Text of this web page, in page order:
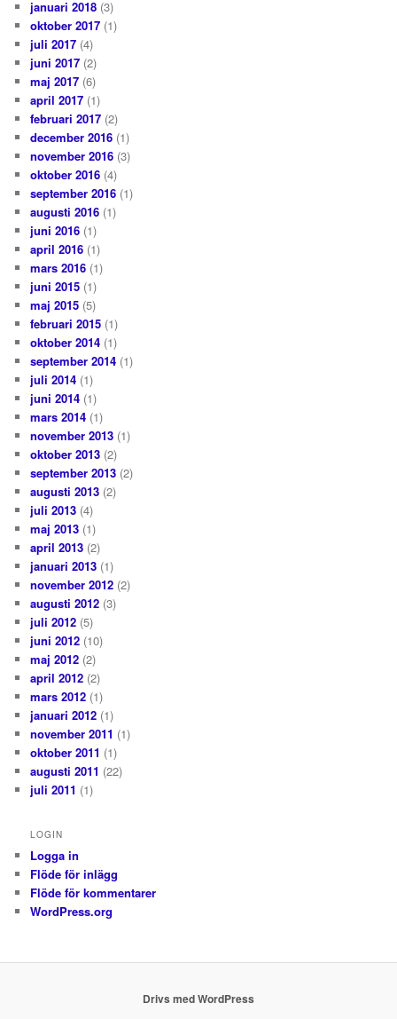
januari 2018 (3)
oktober 2017 (1)
juli 2017 (4)
juni 2017 (2)
maj 2017 (6)
april 2017 (1)
februari 2017 (2)
december 2016 (1)
november 2016 (3)
oktober 2016 (4)
september 2016 (1)
augusti 2016 (1)
juni 2016 (1)
april 2016 (1)
mars 2016 (1)
juni 2015 (1)
maj 2015 (5)
februari 2015 (1)
oktober 2014 (1)
september 2014 (1)
juli 2014 (1)
juni 2014 (1)
mars 2014 (1)
november 2013 (1)
oktober 2013 (2)
september 2013 (2)
augusti 2013 (2)
juli 2013 (4)
maj 2013 (1)
april 2013 (2)
januari 2013 (1)
november 2012 (2)
augusti 2012 (3)
juli 2012 (5)
juni 2012 (10)
maj 2012 (2)
april 2012 (2)
mars 2012 (1)
januari 2012 (1)
november 2011 (1)
oktober 2011 (1)
augusti 2011 (22)
juli 2011 (1)
LOGIN
Logga in
Flöde för inlägg
Flöde för kommentarer
WordPress.org
Drivs med WordPress